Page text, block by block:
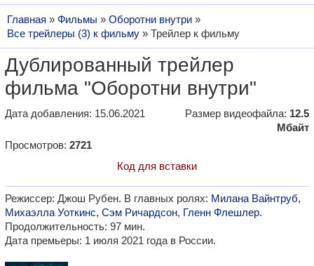
Главная » Фильмы » Оборотни внутри »
Все трейлеры (3) к фильму » Трейлер к фильму
Дублированный трейлер
фильма "Оборотни внутри"
Дата добавления: 15.06.2021 Размер видеофайла: 12.5
Мбайт
Просмотров: 2721
Код для вставки
Режиссер: Джош Рубен. В главных ролях: Милана Вайнтруб,
Михаэлла Уоткинс, Сэм Ричардсон, Гленн Флешлер.
Продолжительность: 97 мин.
Дата премьеры: 1 июля 2021 года в России.